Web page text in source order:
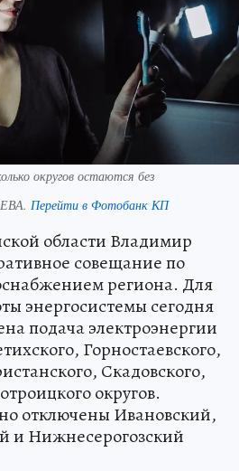
округов остаются без
Перейти в Фотобанк КП
области Владимир
совещание по
региона. Для
энергосистемы сегодня
подача электроэнергии
Горностаевского,
Скадовского,
округов.
отключены Ивановский,
и Нижнесерогозский